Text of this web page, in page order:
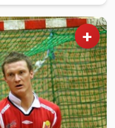
+